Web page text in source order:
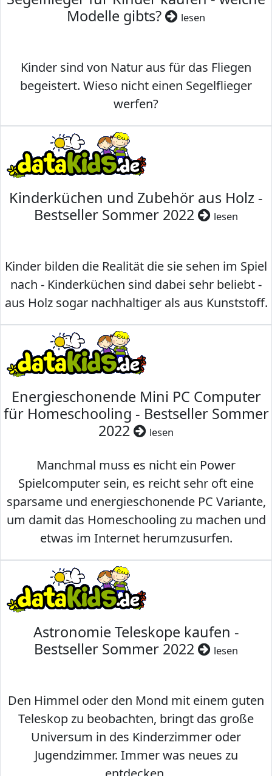
Modelle gibts?
lesen
Kinder sind von Natur aus für das Fliegen
begeistert. Wieso nicht einen Segelflieger
werfen?
Kinderküchen und Zubehör aus Holz -
Bestseller Sommer 2022
lesen
Kinder bilden die Realität die sie sehen im Spiel
nach - Kinderküchen sind dabei sehr beliebt -
aus Holz sogar nachhaltiger als aus Kunststoff.
Energieschonende Mini PC Computer
für Homeschooling - Bestseller Sommer
2022
lesen
Manchmal muss es nicht ein Power
Spielcomputer sein, es reicht sehr oft eine
sparsame und energieschonende PC Variante,
um damit das Homeschooling zu machen und
etwas im Internet herumzusurfen.
Astronomie Teleskope kaufen -
Bestseller Sommer 2022
lesen
Den Himmel oder den Mond mit einem guten
Teleskop zu beobachten, bringt das große
Universum in des Kinderzimmer oder
Jugendzimmer. Immer was neues zu